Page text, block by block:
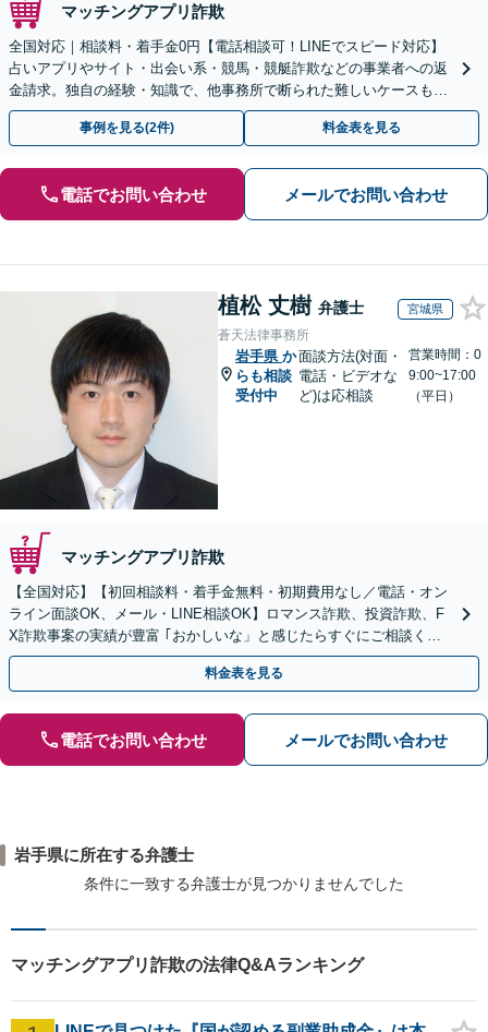
マッチングアプリ詐欺
全国対応｜相談料・着手金0円【電話相談可！LINEでスピード対応】
占いアプリやサイト・出会い系・競馬・競艇詐欺などの事業者への返
金請求。独自の経験・知識で、他事務所で断られた難しいケースも解
決に導いた実績あり。まずはお気軽にご相談ください
事例を見る(2件) 料金表を見る
電話でお問い合わせ メールでお問い合わせ
植松 丈樹 弁護士 宮城県
蒼天法律事務所
岩手県 か
らも相談
受付中
面談方法(対面・
電話・ビデオな
ど)は応相談
営業時間：0
9:00~17:00
（平日）
マッチングアプリ詐欺
【全国対応】【初回相談料・着手金無料・初期費用なし／電話・オン
ライン面談OK、メール・LINE相談OK】ロマンス詐欺、投資詐欺、F
X詐欺事案の実績が豊富 ｢おかしいな」と感じたらすぐにご相談くだ
さい。
料金表を見る
電話でお問い合わせ メールでお問い合わせ
岩手県に所在する弁護士
条件に一致する弁護士が見つかりませんでした
マッチングアプリ詐欺の法律Q&Aランキング